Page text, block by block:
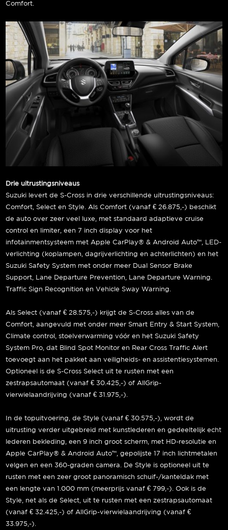
Comfort.
Drie uitrustingsniveaus
Suzuki levert de S-Cross in drie verschillende uitrustingsniveaus:
Comfort, Select en Style. Als Comfort (vanaf € 26.875,-) beschikt
de auto over zeer veel luxe, met standaard adaptieve cruise
control en limiter, een 7 inch display voor het
infotainmentsysteem met Apple CarPlay® & Android Auto™, LED-
verlichting (koplampen, dagrijverlichting en achterlichten) en het
Suzuki Safety System met onder meer Dual Sensor Brake
Support, Lane Departure Prevention, Lane Departure Warning.
Traffic Sign Recognition en Vehicle Sway Warning.
Als Select (vanaf € 28.575,-) krijgt de S-Cross alles van de
Comfort, aangevuld met onder meer Smart Entry & Start System,
Climate control, stoelverwarming vóór en het Suzuki Safety
System Pro, dat Blind Spot Monitor en Rear Cross Traffic Alert
toevoegt aan het pakket aan veiligheids- en assistentiesystemen.
Optioneel is de S-Cross Select uit te rusten met een
zestrapsautomaat (vanaf € 30.425,-) of AllGrip-
vierwielaandrijving (vanaf € 31.975,-).
In de topuitvoering, de Style (vanaf € 30.575,-), wordt de
uitrusting verder uitgebreid met kunstlederen en gedeeltelijk echt
lederen bekleding, een 9 inch groot scherm, met HD-resolutie en
Apple CarPlay® & Android Auto™, gepolijste 17 inch lichtmetalen
velgen en een 360-graden camera. De Style is optioneel uit te
rusten met een zeer groot panoramisch schuif-/kanteldak met
een lengte van 1.000 mm (meerprijs vanaf € 799,-). Ook is de
Style, net als de Select, uit te rusten met een zestrapsautomaat
(vanaf € 32.425,-) of AllGrip-vierwielaandrijving (vanaf €
33.975,-).